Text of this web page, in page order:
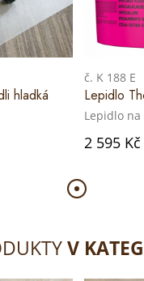
hladká
č. K 188 E
Lepidlo
Lepidlo
2 595 Kč
V